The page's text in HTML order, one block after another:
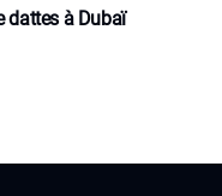
dattes à Dubaï